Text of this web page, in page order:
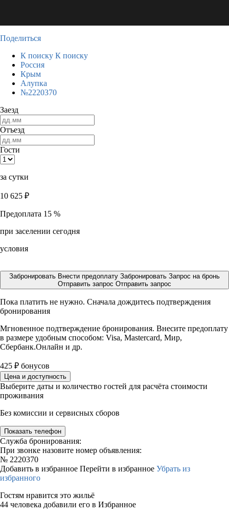
Поделиться
К поиску К поиску
Россия
Крым
Алупка
№2220370
Заезд
Отъезд
Гости
за сутки
10 625 ₽
Предоплата 15 %
при заселении сегодня
условия
Забронировать Внести предоплату Забронировать Запрос на бронь
Отправить запрос Отправить запрос
Пока платить не нужно. Сначала дождитесь подтверждения
бронирования
Мгновенное подтверждение бронирования. Внесите предоплату
в размере удобным способом: Visa, Mastercard, Мир,
Сбербанк.Онлайн и др.
425 ₽ бонусов
Цена и доступность
Выберите даты и количество гостей для расчёта стоимости
проживания
Без комиссии и сервисных сборов
Показать телефон
Служба бронирования:
При звонке назовите номер объявления:
№ 2220370
Добавить в избранное Перейти в избранное Убрать из
избранного
Гостям нравится это жильё
44 человека добавили его в Избранное